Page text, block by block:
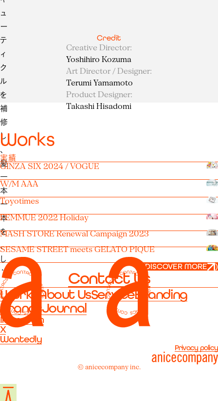
ュ
ー
テ
ィ
ク
ル
を
補
修
し
、
髪
一
本
一
本
を
、
し
な
や
か
で
、
な
か
な
Credit
Creative Director:
Yoshihiro Kozuma
Art Director / Designer:
Terumi Yamamoto
Product Designer:
Takashi Hisadomi
Works
実績
GINZA SIX 2024 / VOGUE
W/M AAA
Toyotimes
FEMMUE 2022 Holiday
MASH STORE Renewal Campaign 2023
SESAME STREET meets GELATO PIQUE
(DISCOVER MORE )
Contact Us
Works About UsServiceBranding
BrandsJournal
Instagram
X
Wantedly
Privacy policy
© anicecompany inc.